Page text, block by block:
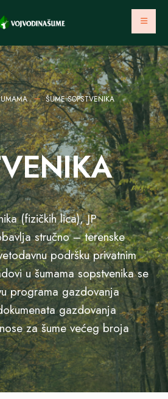
ŠUME SOPSTVENIKA
(fizičkih lica), JP
stručno – terenske
podršku privatnim
u šumama sopstvenika se
programa gazdovanja
gazdovanja
za šume većeg broja